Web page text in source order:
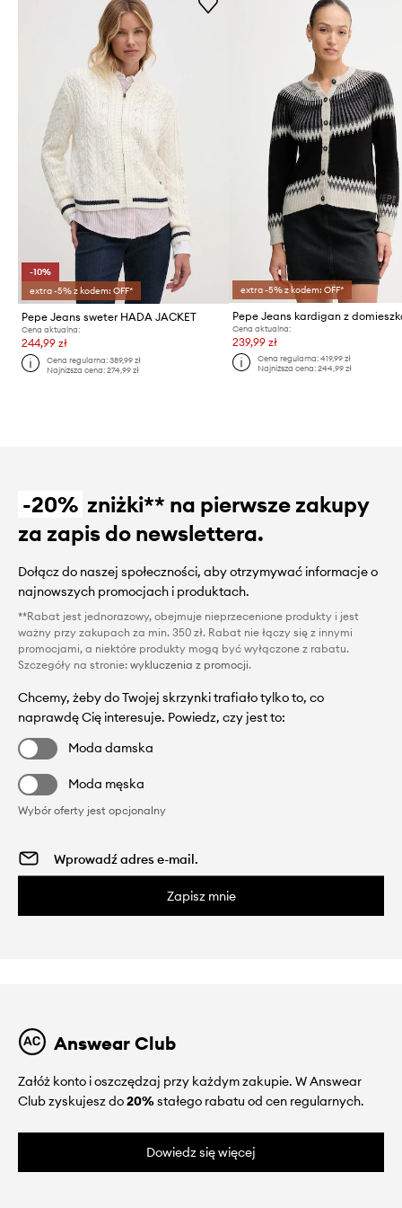
-10%
extra -5% z kodem: OFF*
Pepe Jeans sweter HADA JACKET
Cena aktualna:
244,99 zł
Cena regularna:389,99 zł
Najniższa cena:274,99 zł
extra -5% z kodem: OFF*
Cena aktualna:
239,99 zł
Cena regularna: 419,99 zł
Najniższa cena: 244,99 zł
-20% zniżki** na pierwsze zakupy
za zapis do newslettera.
Dołącz do naszej społeczności, aby otrzymywać informacje o
najnowszych promocjach i produktach.
**Rabat jest jednorazowy, obejmuje nieprzecenione produkty i jest
ważny przy zakupach za min. 350 zł. Rabat nie łączy się z innymi
promocjami, a niektóre produkty mogą być wyłączone z rabatu.
Szczegóły na stronie: wykluczenia z promocji.
Chcemy, żeby do Twojej skrzynki trafiało tylko to, co
naprawdę Cię interesuje. Powiedz, czy jest to:
Moda damska
Moda męska
Wybór oferty jest opcjonalny
Zapisz mnie
Answear Club
Załóż konto i oszczędzaj przy każdym zakupie. W Answear
Club zyskujesz do20%stałego rabatu od cen regularnych.
Dowiedz się więcej